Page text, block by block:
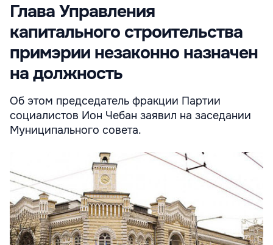
Глава Управления
капитального строительства
примэрии незаконно назначен
на должность
Об этом председатель фракции Партии
социалистов Ион Чебан заявил на заседании
Муниципального совета.